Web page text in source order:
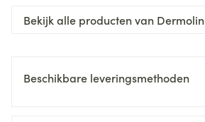
Bekijk alle producten van Dermolin
Beschikbare leveringsmethoden